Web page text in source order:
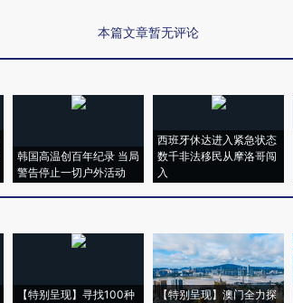
本篇文章暂无评论
韩国高温创百年纪录 当局
警告停止一切户外活动
西班牙休达进入紧急状态
数千非法移民从摩洛哥闯
入
【特别呈现】寻找100种
【特别呈现】澳门全力探